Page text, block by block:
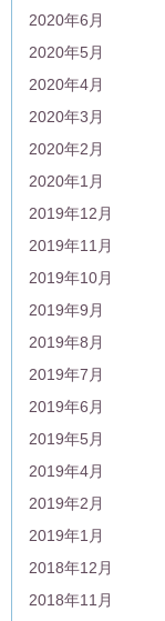
2020年6月
2020年5月
2020年4月
2020年3月
2020年2月
2020年1月
2019年12月
2019年11月
2019年10月
2019年9月
2019年8月
2019年7月
2019年6月
2019年5月
2019年4月
2019年2月
2019年1月
2018年12月
2018年11月